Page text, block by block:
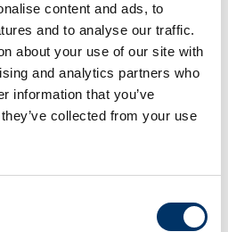
content and ads, to
and to analyse our traffic.
about your use of our site with
and analytics partners who
information that you’ve
collected from your use
vorstellen, der Sie dabei
Entscheidungen zu
KI-gestützten Röntgen-
COMPASS!